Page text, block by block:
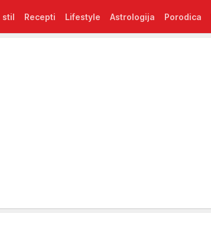
stil Recepti Lifestyle Astrologija Porodica